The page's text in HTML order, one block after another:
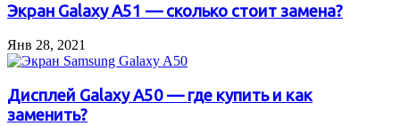
Экран Galaxy A51 — сколько стоит замена?
Янв 28, 2021
Дисплей Galaxy A50 — где купить и как
заменить?